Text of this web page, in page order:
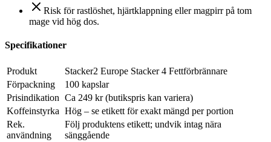
Risk för rastlöshet, hjärtklappning eller magpirr på tom
mage vid hög dos.
Specifikationer
Produkt
Stacker2 Europe Stacker 4 Fettförbrännare
Förpackning
100 kapslar
Prisindikation Ca 249 kr (butikspris kan variera)
Koffeinstyrka Hög – se etikett för exakt mängd per portion
Rek.
användning
Följ produktens etikett; undvik intag nära
sänggående